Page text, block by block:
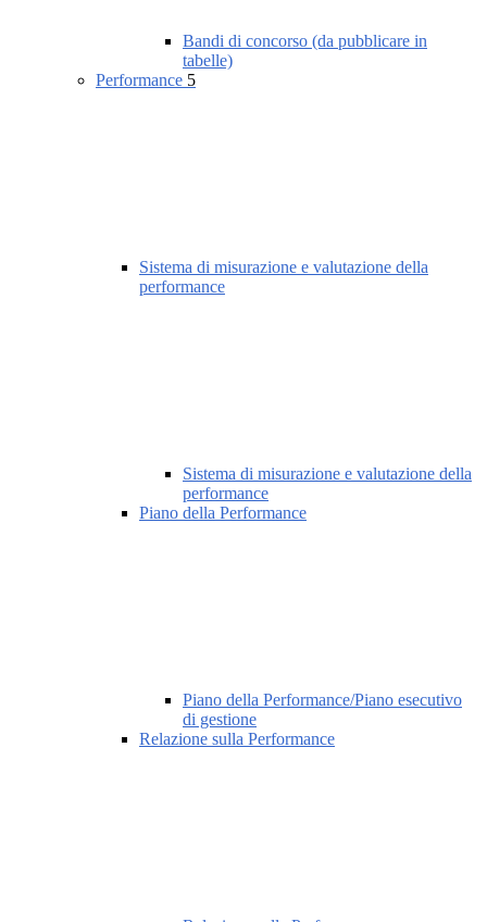
Bandi di concorso (da pubblicare in
tabelle)
Performance 5
Sistema di misurazione e valutazione della
performance
Sistema di misurazione e valutazione della
performance
Piano della Performance
Piano della Performance/Piano esecutivo
di gestione
Relazione sulla Performance